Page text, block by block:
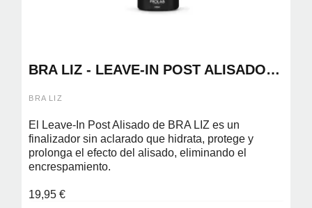
BRA LIZ - LEAVE-IN POST ALISADO
BRA LIZ
El Leave-In Post Alisado de BRA LIZ es un
finalizador sin aclarado que hidrata, protege y
prolonga el efecto del alisado, eliminando el
encrespamiento.
19,95 €